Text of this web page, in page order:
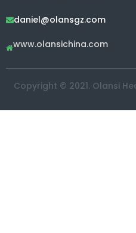
daniel@olansgz.com
www.olansichina.com
Copyright © 2021. Olansi